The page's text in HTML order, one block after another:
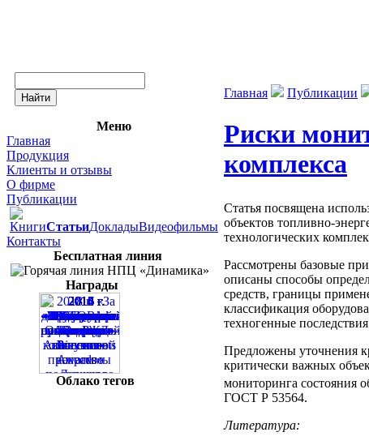
Меню
Главная
Продукция
Клиенты и отзывы
О фирме
Публикации
КнигиСтатьиДокладыВидеофильмы
Контакты
Бесплатная линия
Награды
Облако тегов
Главная Публикации
Риски
комплекса
Статья посвящена
объектов топливно-
технологических
Рассмотрены базовые
описаны способы
средств, границы
классификация
техногенные
Предложены уточнения
критически важных
мониторинга состояния
ГОСТ Р 53564.
Литература: